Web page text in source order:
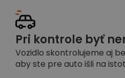
Pri kontrole byť
Vozidlo skontrolujeme aj
aby ste pre auto išli na